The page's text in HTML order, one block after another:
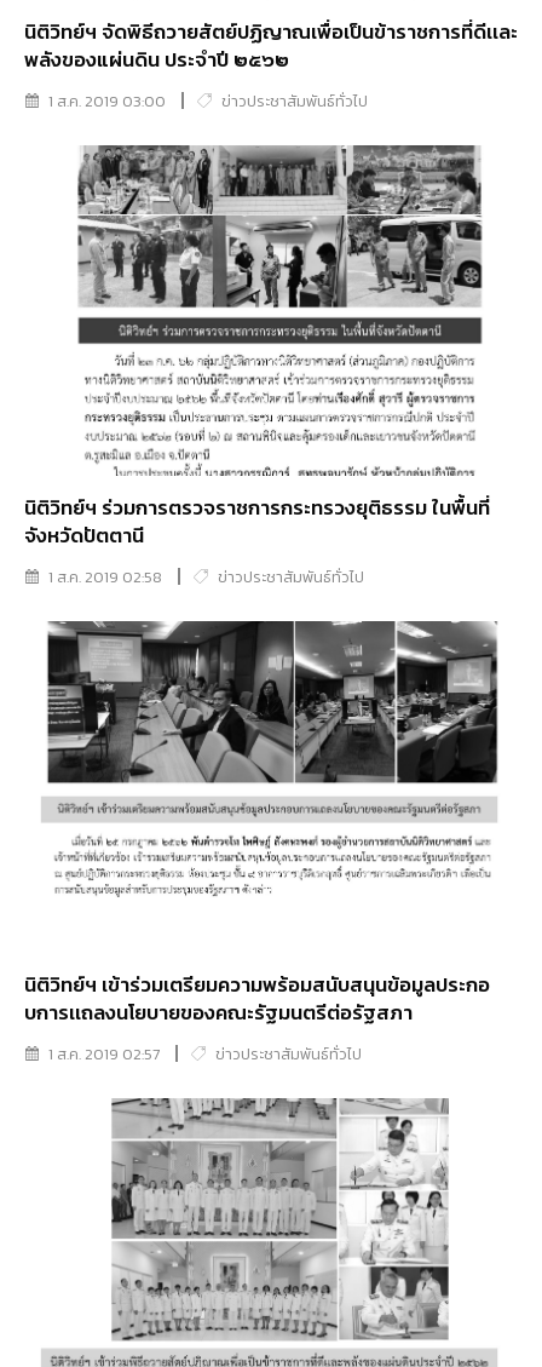
นิติวิทย์ฯ จัดพิธีถวายสัตย์ปฏิญาณเพื่อเป็นข้าราชการที่ดีเเละ
พลังของแผ่นดิน ประจำปี ๒๕๖๒
1 ส.ค. 2019 03:00 ข่าวประชาสัมพันธ์ทั่วไป
นิติวิทย์ฯ ร่วมการตรวจราชการกระทรวงยุติธรรม ในพื้นที่
จังหวัดปัตตานี
1 ส.ค. 2019 02:58 ข่าวประชาสัมพันธ์ทั่วไป
นิติวิทย์ฯ เข้าร่วมเตรียมความพร้อมสนับสนุนข้อมูลประกอ
บการเเถลงนโยบายของคณะรัฐมนตรีต่อรัฐสภา
1 ส.ค. 2019 02:57 ข่าวประชาสัมพันธ์ทั่วไป